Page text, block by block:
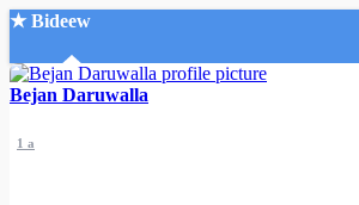
★ Bideew
Accueil
Bejan Daruwalla
1 a